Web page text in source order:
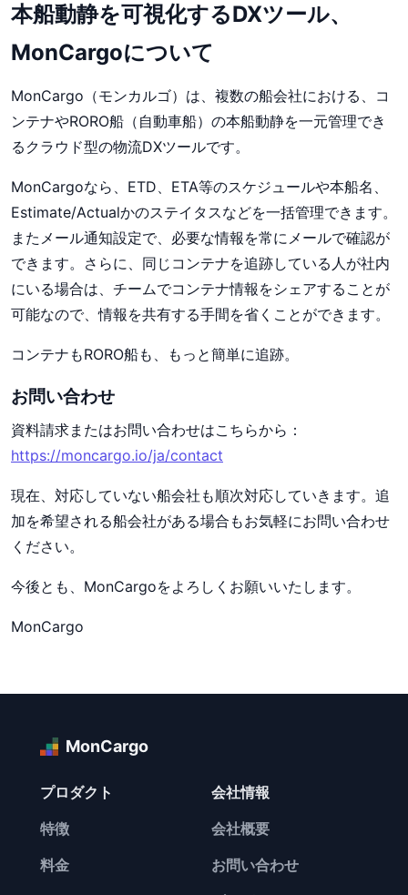
本船動静を可視化するDXツール、
MonCargoについて
MonCargo（モンカルゴ）は、複数の船会社における、コ
ンテナやRORO船（自動車船）の本船動静を一元管理でき
るクラウド型の物流DXツールです。
MonCargoなら、ETD、ETA等のスケジュールや本船名、
Estimate/Actualかのステイタスなどを一括管理できます。
またメール通知設定で、必要な情報を常にメールで確認が
できます。さらに、同じコンテナを追跡している人が社内
にいる場合は、チームでコンテナ情報をシェアすることが
可能なので、情報を共有する手間を省くことができます。
コンテナもRORO船も、もっと簡単に追跡。
お問い合わせ
資料請求またはお問い合わせはこちらから：
https://moncargo.io/ja/contact
現在、対応していない船会社も順次対応していきます。追
加を希望される船会社がある場合もお気軽にお問い合わせ
ください。
今後とも、MonCargoをよろしくお願いいたします。
MonCargo
MonCargo
プロダクト
特徴
料金
会社情報
会社概要
お問い合わせ